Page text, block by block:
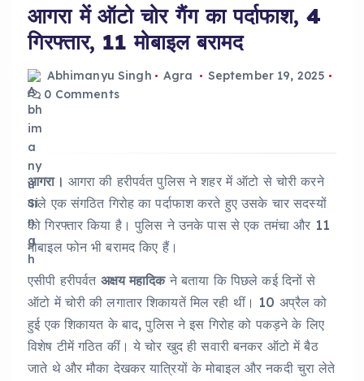
आगरा में ऑटो चोर गैंग का पर्दाफाश, 4
गिरफ्तार, 11 मोबाइल बरामद
Abhimanyu Singh Agra
September 19, 2025
0 Comments
आगरा। आगरा की हरीपर्वत पुलिस ने शहर में ऑटो से चोरी करने
वाले एक संगठित गिरोह का पर्दाफाश करते हुए उसके चार सदस्यों
को गिरफ्तार किया है। पुलिस ने उनके पास से एक तमंचा और 11
मोबाइल फोन भी बरामद किए हैं।
एसीपी हरीपर्वत अक्षय महादिकने बताया कि पिछले कई दिनों से
ऑटो में चोरी की लगातार शिकायतें मिल रही थीं। 10 अप्रैल को
हुई एक शिकायत के बाद, पुलिस ने इस गिरोह को पकड़ने के लिए
विशेष टीमें गठित कीं। ये चोर खुद ही सवारी बनकर ऑटो में बैठ
जाते थे और मौका देखकर यात्रियों के मोबाइल और नकदी चुरा लेते